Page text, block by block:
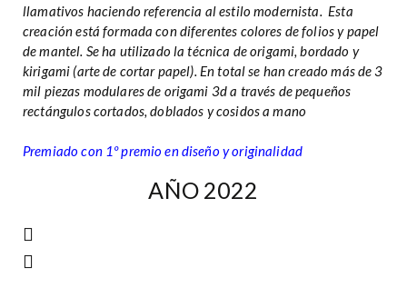
llamativos haciendo referencia al estilo modernista. Esta
creación está formada con diferentes colores de folios y papel
de mantel. Se ha utilizado la técnica de origami, bordado y
kirigami (arte de cortar papel). En total se han creado más de 3
mil piezas modulares de origami 3d a través de pequeños
rectángulos cortados, doblados y cosidos a mano
Premiado con 1º premio en diseño y originalidad
AÑO 2022